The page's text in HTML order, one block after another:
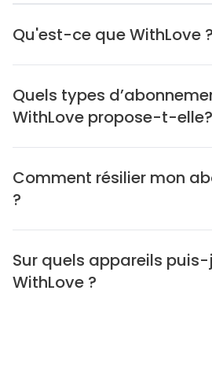
Qu'est-ce que WithLove ?
Quels types
WithLove propose-t-elle?
Comment résilier mon
?
Sur quels appareils
WithLove ?